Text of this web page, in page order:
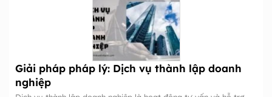
Giải pháp pháp lý: Dịch vụ thành lập doanh
nghiệp